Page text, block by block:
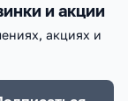
и акции
акциях и